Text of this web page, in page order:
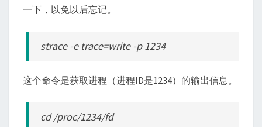
一下，以免以后忘记。
strace -e trace=write -p 1234
这个命令是获取进程（进程ID是1234）的输出信息。
cd /proc/1234/fd